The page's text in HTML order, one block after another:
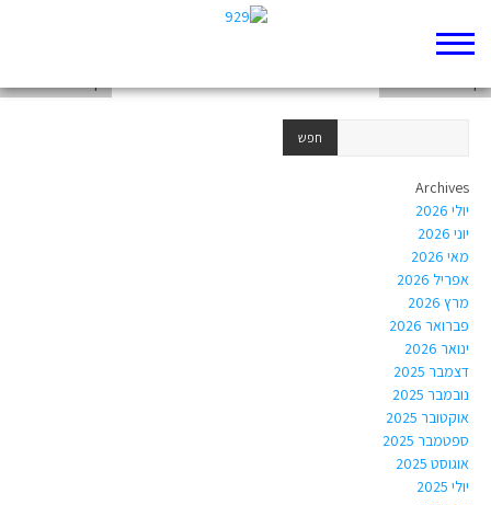
Archives
יולי 2026
יוני 2026
מאי 2026
אפריל 2026
מרץ 2026
פברואר 2026
ינואר 2026
דצמבר 2025
נובמבר 2025
אוקטובר 2025
ספטמבר 2025
אוגוסט 2025
יולי 2025